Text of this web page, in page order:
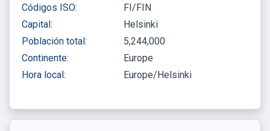
Códigos ISO:
FI/FIN
Capital:
Helsinki
Población total:
5,244,000
Continente:
Europe
Hora local:
Europe/Helsinki